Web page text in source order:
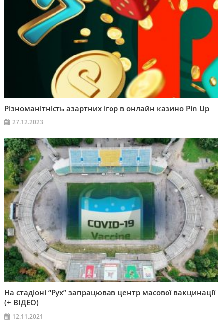
Різноманітність азартних ігор в онлайн казино Pin Up
27.12.2023
На стадіоні “Рух” запрацював центр масової вакцинації
(+ ВІДЕО)
12.11.2021